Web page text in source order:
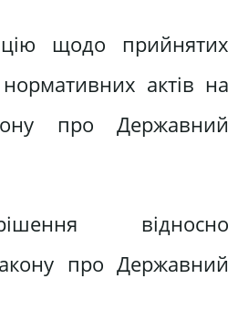
щодо прийнятих
актів на
про Державний
відносно
про Державний